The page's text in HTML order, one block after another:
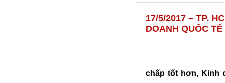
17/5/2017 – TP.
DOANH QUỐC
chấp tốt hơn, Kinh